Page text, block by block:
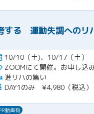
する 運動失調へのリ
進リハの集い
動画有